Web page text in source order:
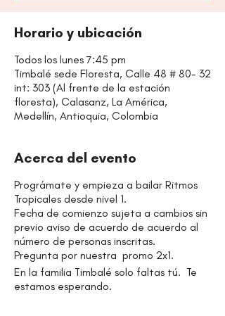
Horario y ubicación
Todos los lunes 7:45 pm
Timbalé sede Floresta, Calle 48 # 80- 32
int: 303 (Al frente de la estación
floresta), Calasanz, La América,
Medellín, Antioquia, Colombia
Acerca del evento
Prográmate y empieza a bailar Ritmos
Tropicales desde nivel 1.
Fecha de comienzo sujeta a cambios sin
previo aviso de acuerdo de acuerdo al
número de personas inscritas.
Pregunta por nuestra promo 2x1.
En la familia Timbalé solo faltas tú. Te
estamos esperando.